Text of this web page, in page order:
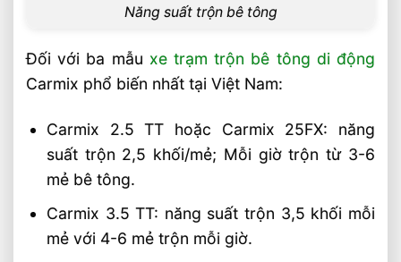
Chọn Tải Trọng Xe Nâng Điện Theo
Chọn Xe Nâng Điện Theo Ngành Phù
Hợp Từng Ứng Dụng
Loại Pallet Tối Ưu Nhất
Chọn Xe Nâng Điện Phù Hợp Theo Chiều
Cao Kệ Hàng Chuẩn Nhất
Xe Nâng Điện Reach Truck 1.8 Tấn Lựa
Chọn Tối Ưu Cho Logistics
Xe Nâng Dầu 3.5 Tấn Động Cơ Isuzu Có
Năng suất trộn bê tông
Đối với ba mẫu xe trạm trộn bê tông di động
Carmix phổ biến nhất tại Việt Nam:
Carmix 2.5 TT hoặc Carmix 25FX: năng
suất trộn 2,5 khối/mẻ; Mỗi giờ trộn từ 3-6
mẻ bê tông.
Carmix 3.5 TT: năng suất trộn 3,5 khối mỗi
mẻ với 4-6 mẻ trộn mỗi giờ.